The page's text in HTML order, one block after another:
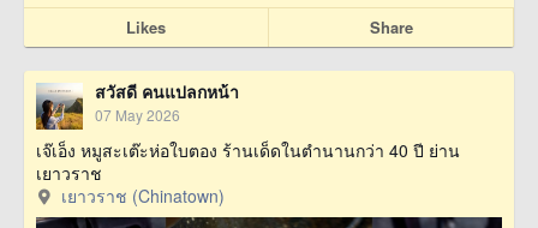
Likes Share
สวัสดี คนแปลกหน้า
07 May 2026
เจ๊เอ็ง หมูสะเต๊ะห่อใบตอง ร้านเด็ดในตำนานกว่า 40 ปี ย่าน
เยาวราช
เยาวราช (Chinatown)